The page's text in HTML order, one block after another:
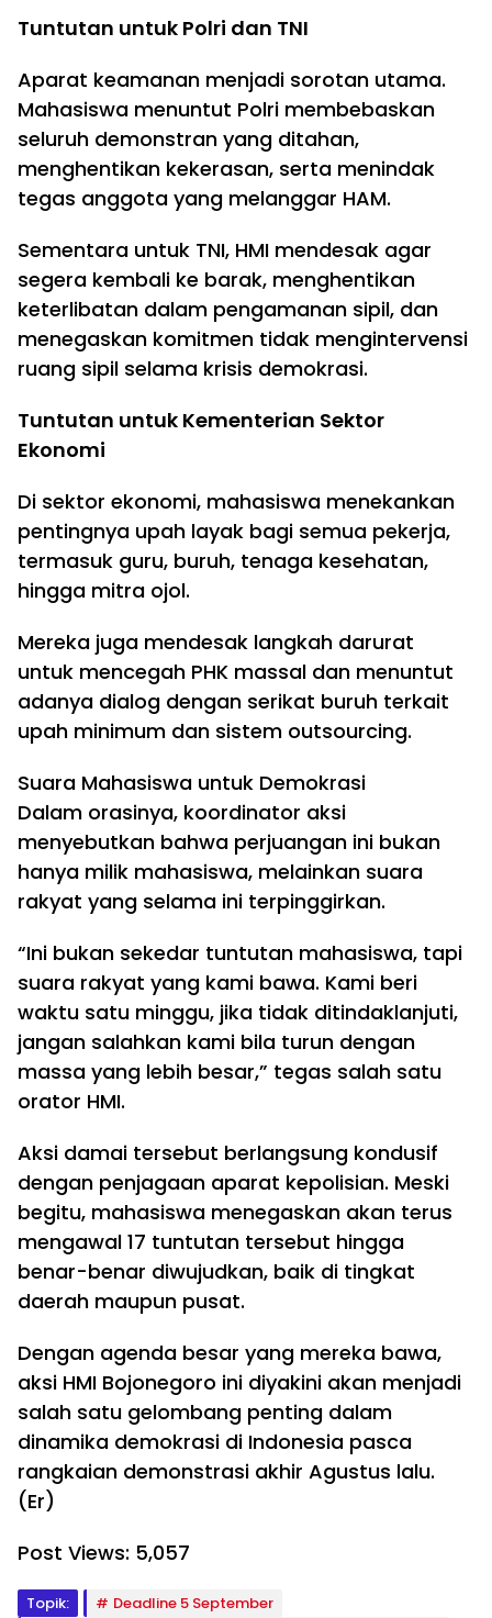
Tuntutan untuk Polri dan TNI
Aparat keamanan menjadi sorotan utama.
Mahasiswa menuntut Polri membebaskan
seluruh demonstran yang ditahan,
menghentikan kekerasan, serta menindak
tegas anggota yang melanggar HAM.
Sementara untuk TNI, HMI mendesak agar
segera kembali ke barak, menghentikan
keterlibatan dalam pengamanan sipil, dan
menegaskan komitmen tidak mengintervensi
ruang sipil selama krisis demokrasi.
Tuntutan untuk Kementerian Sektor
Ekonomi
Di sektor ekonomi, mahasiswa menekankan
pentingnya upah layak bagi semua pekerja,
termasuk guru, buruh, tenaga kesehatan,
hingga mitra ojol.
Mereka juga mendesak langkah darurat
untuk mencegah PHK massal dan menuntut
adanya dialog dengan serikat buruh terkait
upah minimum dan sistem outsourcing.
Suara Mahasiswa untuk Demokrasi
Dalam orasinya, koordinator aksi
menyebutkan bahwa perjuangan ini bukan
hanya milik mahasiswa, melainkan suara
rakyat yang selama ini terpinggirkan.
“Ini bukan sekedar tuntutan mahasiswa, tapi
suara rakyat yang kami bawa. Kami beri
waktu satu minggu, jika tidak ditindaklanjuti,
jangan salahkan kami bila turun dengan
massa yang lebih besar,” tegas salah satu
orator HMI.
Aksi damai tersebut berlangsung kondusif
dengan penjagaan aparat kepolisian. Meski
begitu, mahasiswa menegaskan akan terus
mengawal 17 tuntutan tersebut hingga
benar-benar diwujudkan, baik di tingkat
daerah maupun pusat.
Dengan agenda besar yang mereka bawa,
aksi HMI Bojonegoro ini diyakini akan menjadi
salah satu gelombang penting dalam
dinamika demokrasi di Indonesia pasca
rangkaian demonstrasi akhir Agustus lalu.
(Er)
Post Views: 5,057
Topik: Deadline 5 September